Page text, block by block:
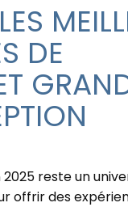
DE
reste un
offrir des